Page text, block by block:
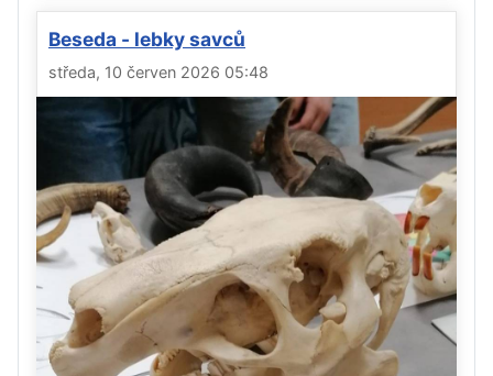
Beseda - lebky savců
středa, 10 červen 2026 05:48